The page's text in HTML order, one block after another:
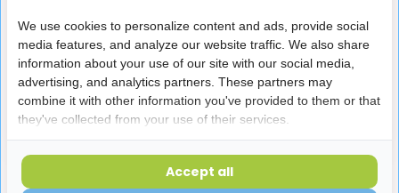
Kids Tandenborstel
Extra Soft
2,55
Op voorraad
Flosser
3,75
Niet op voorraad
We use cookies to personalize content and ads, provide social
media features, and analyze our website traffic. We also share
information about your use of our site with our social media,
advertising, and analytics partners. These partners may
combine it with other information you've provided to them or that
they've collected from your use of their services.
Accept all